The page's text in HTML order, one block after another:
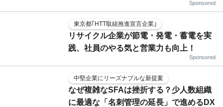
Sponsored
東京都｢HTT取組推進宣言企業｣
リサイクル企業が節電・発電・蓄電を実
践、社員のやる気と営業力も向上！
Sponsored
中堅企業にリーズナブルな新提案
なぜ複雑なSFAは挫折する？少人数組織
に最適な「名刺管理の延長」で進めるDX